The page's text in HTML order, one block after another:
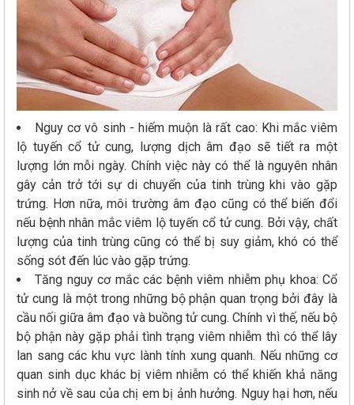
Nguy cơ vô sinh - hiếm muộn là rất cao: Khi mắc viêm
lộ tuyến cổ tử cung, lượng dịch âm đạo sẽ tiết ra một
lượng lớn mỗi ngày. Chính việc này có thể là nguyên nhân
gây cản trở tới sự di chuyển của tinh trùng khi vào gặp
trứng. Hơn nữa, môi trường âm đạo cũng có thể biến đổi
nếu bệnh nhân mắc viêm lộ tuyến cổ tử cung. Bởi vậy, chất
lượng của tinh trùng cũng có thể bị suy giảm, khó có thể
sống sót đến lúc vào gặp trứng.
Tăng nguy cơ mắc các bệnh viêm nhiễm phụ khoa: Cổ
tử cung là một trong những bộ phận quan trọng bởi đây là
cầu nối giữa âm đạo và buồng tử cung. Chính vì thế, nếu bộ
bộ phận này gặp phải tình trạng viêm nhiễm thì có thể lây
lan sang các khu vực lành tính xung quanh. Nếu những cơ
quan sinh dục khác bị viêm nhiễm có thể khiến khả năng
sinh nở về sau của chị em bị ảnh hưởng. Nguy hại hơn, nếu